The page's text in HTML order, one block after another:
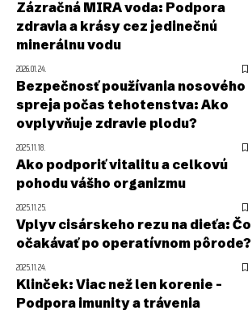
Zázračná MIRA voda: Podpora
zdravia a krásy cez jedinečnú
minerálnu vodu
2026.01.24.
Bezpečnosť používania nosového
spreja počas tehotenstva: Ako
ovplyvňuje zdravie plodu?
2025.11.18.
Ako podporiť vitalitu a celkovú
pohodu vášho organizmu
2025.11.25.
Vplyv cisárskeho rezu na dieťa: Čo
očakávať po operatívnom pôrode?
2025.11.24.
Klinček: Viac než len korenie –
Podpora imunity a trávenia